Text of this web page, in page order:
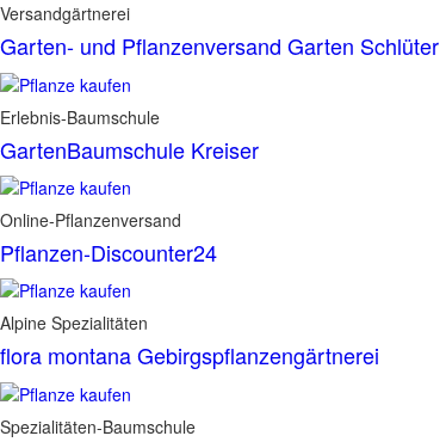
Versandgärtnerei
Garten- und Pflanzenversand Garten Schlüter
Erlebnis-Baumschule
GartenBaumschule Kreiser
Online-Pflanzenversand
Pflanzen-Discounter24
Alpine Spezialitäten
flora montana Gebirgspflanzengärtnerei
Spezialitäten-Baumschule